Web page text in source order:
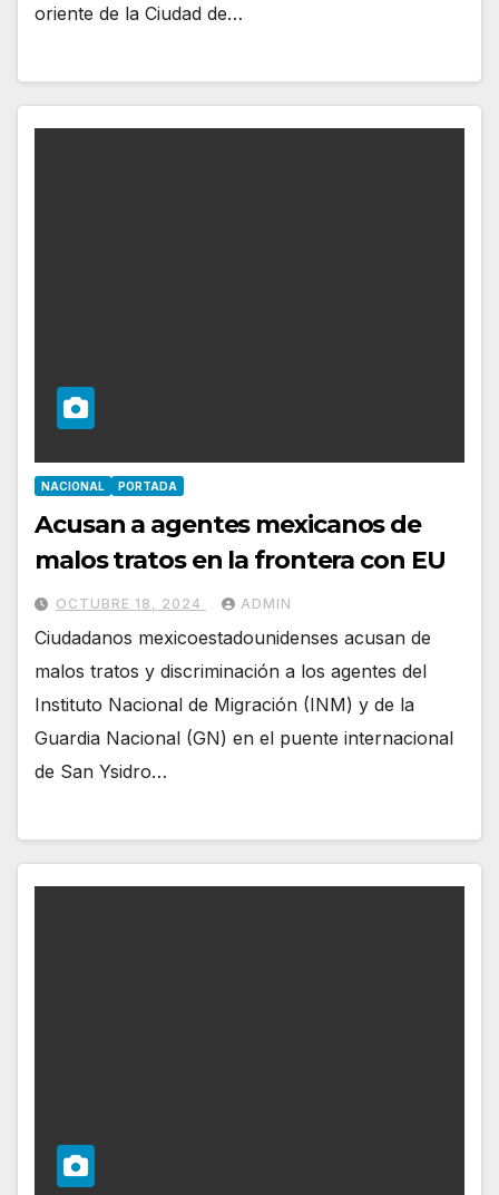
oriente de la Ciudad de…
NACIONAL PORTADA
Acusan a agentes mexicanos de
malos tratos en la frontera con EU
OCTUBRE 18, 2024 ADMIN
Ciudadanos mexicoestadounidenses acusan de
malos tratos y discriminación a los agentes del
Instituto Nacional de Migración (INM) y de la
Guardia Nacional (GN) en el puente internacional
de San Ysidro…